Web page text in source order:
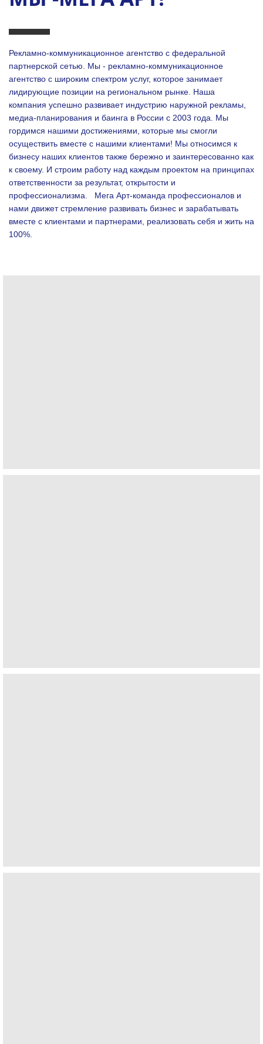
Рекламно-коммуникационное агентство с федеральной
партнерской сетью. Мы - рекламно-коммуникационное
агентство с широким спектром услуг, которое занимает
лидирующие позиции на региональном рынке. Наша
компания успешно развивает индустрию наружной рекламы,
медиа-планирования и баинга в России с 2003 года. Мы
гордимся нашими достижениями, которые мы смогли
осуществить вместе с нашими клиентами! Мы относимся к
бизнесу наших клиентов также бережно и заинтересованно как
к своему. И строим работу над каждым проектом на принципах
ответственности за результат, открытости и
профессионализма. Мега Арт-команда профессионалов и
нами движет стремление развивать бизнес и зарабатывать
вместе с клиентами и партнерами, реализовать себя и жить на
100%.